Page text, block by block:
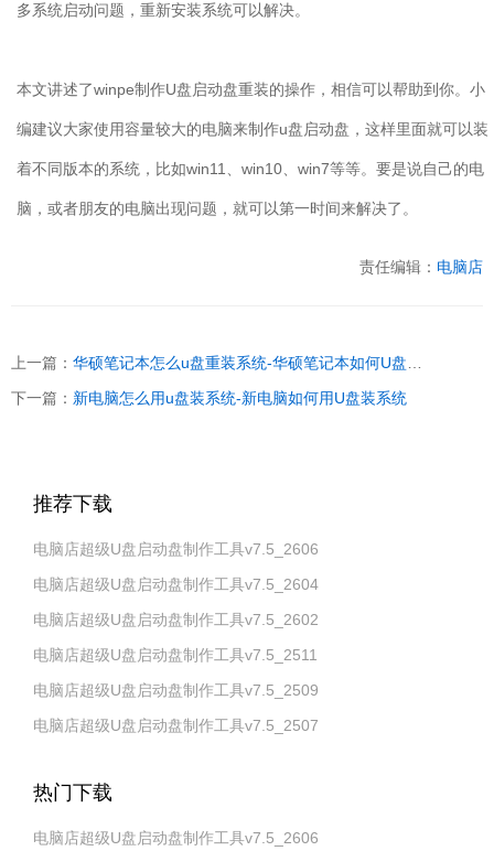
多系统启动问题，重新安装系统可以解决。
本文讲述了winpe制作U盘启动盘重装的操作，相信可以帮助到你。小
编建议大家使用容量较大的电脑来制作u盘启动盘，这样里面就可以装
着不同版本的系统，比如win11 win10 win7等等。要是说自己的电
脑，或者朋友的电脑出现问题，就可以第一时间来解决了。
责任编辑： 电脑店
上一篇： 华硕笔记本怎么u盘重装系统-华硕笔记本如何U盘重装系统
下一篇： 新电脑怎么用u盘装系统-新电脑如何用U盘装系统
推荐下载
电脑店超级U盘启动盘制作工具v7.5_2606
电脑店超级U盘启动盘制作工具v7.5_2604
电脑店超级U盘启动盘制作工具v7.5_2602
电脑店超级U盘启动盘制作工具v7.5_2511
电脑店超级U盘启动盘制作工具v7.5_2509
电脑店超级U盘启动盘制作工具v7.5_2507
热门下载
电脑店超级U盘启动盘制作工具v7.5_2606